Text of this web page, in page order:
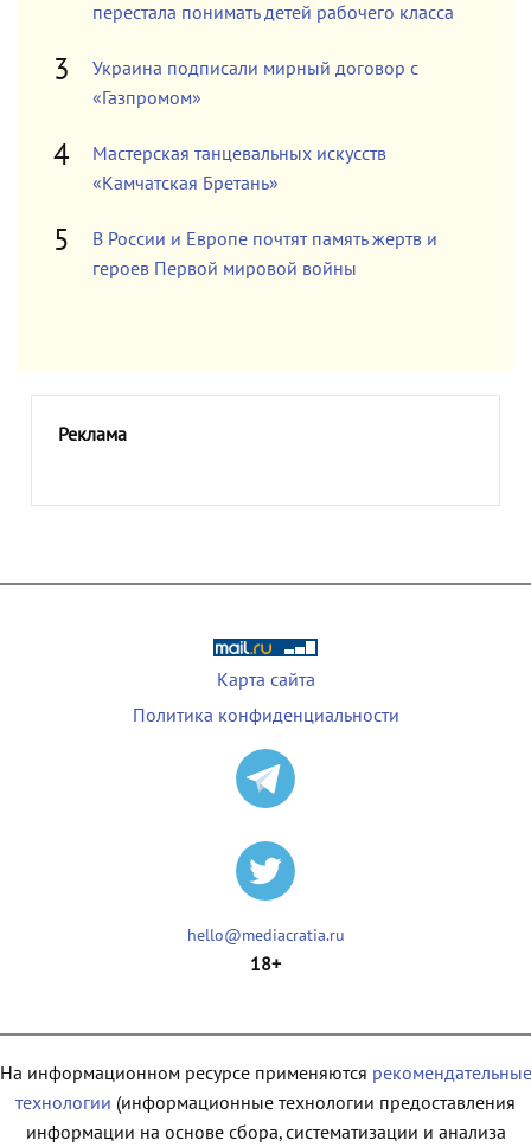
перестала понимать детей рабочего класса
Украина подписали мирный договор с
«Газпромом»
Мастерская танцевальных искусств
«Камчатская Бретань»
В России и Европе почтят память жертв и
героев Первой мировой войны
Реклама
Карта сайта
Политика конфиденциальности
hello@mediacratia.ru
18+
На информационном ресурсе применяются рекомендательные
технологии (информационные технологии предоставления
информации на основе сбора, систематизации и анализа